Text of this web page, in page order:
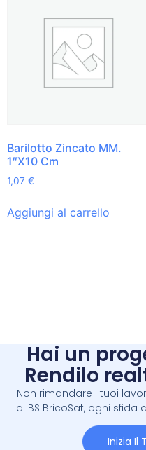
Barilotto Zincato MM.
1″X10 Cm
1,07 €
Aggiungi al carrello
Hai un
Rendilo
Non rimandare i tuoi
di BS BricoSat, ogni
Inizia Il